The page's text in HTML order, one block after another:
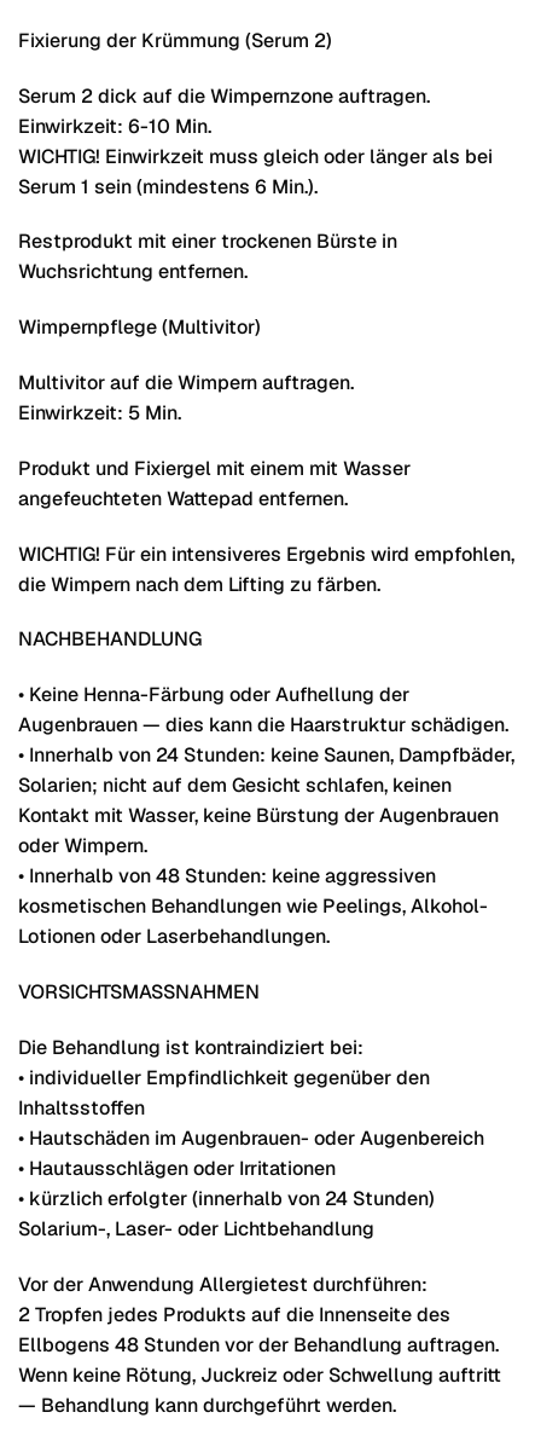
Fixierung der Krümmung (Serum 2)
Serum 2 dick auf die Wimpernzone auftragen.
Einwirkzeit: 6-10 Min.
WICHTIG! Einwirkzeit muss gleich oder länger als bei
Serum 1 sein (mindestens 6 Min.).
Restprodukt mit einer trockenen Bürste in
Wuchsrichtung entfernen.
Wimpernpflege (Multivitor)
Multivitor auf die Wimpern auftragen.
Einwirkzeit: 5 Min.
Produkt und Fixiergel mit einem mit Wasser
angefeuchteten Wattepad entfernen.
WICHTIG! Für ein intensiveres Ergebnis wird empfohlen,
die Wimpern nach dem Lifting zu färben.
NACHBEHANDLUNG
• Keine Henna-Färbung oder Aufhellung der
Augenbrauen — dies kann die Haarstruktur schädigen.
• Innerhalb von 24 Stunden: keine Saunen, Dampfbäder,
Solarien; nicht auf dem Gesicht schlafen, keinen
Kontakt mit Wasser, keine Bürstung der Augenbrauen
oder Wimpern.
• Innerhalb von 48 Stunden: keine aggressiven
kosmetischen Behandlungen wie Peelings, Alkohol-
Lotionen oder Laserbehandlungen.
VORSICHTSMASSNAHMEN
Die Behandlung ist kontraindiziert bei:
• individueller Empfindlichkeit gegenüber den
Inhaltsstoffen
• Hautschäden im Augenbrauen- oder Augenbereich
• Hautausschlägen oder Irritationen
• kürzlich erfolgter (innerhalb von 24 Stunden)
Solarium-, Laser- oder Lichtbehandlung
Vor der Anwendung Allergietest durchführen:
2 Tropfen jedes Produkts auf die Innenseite des
Ellbogens 48 Stunden vor der Behandlung auftragen.
Wenn keine Rötung, Juckreiz oder Schwellung auftritt
— Behandlung kann durchgeführt werden.